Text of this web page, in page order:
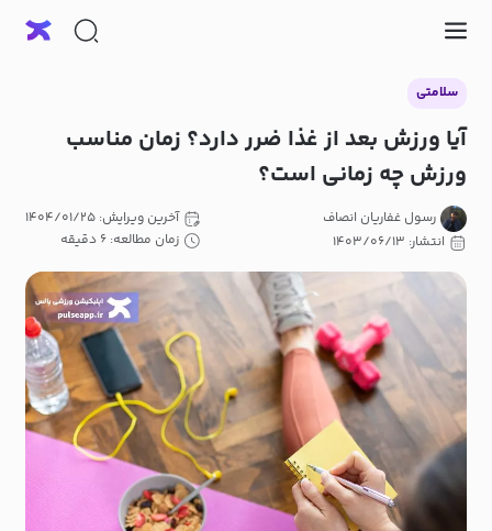
سلامتی
آیا ورزش بعد از غذا ضرر دارد؟ زمان مناسب
ورزش چه زمانی است؟
رسول غفاریان انصاف
انتشار: ۱۴۰۳/۰۶/۱۳
آخرین ویرایش: ۱۴۰۴/۰۱/۲۵
زمان مطالعه: ۶ دقیقه